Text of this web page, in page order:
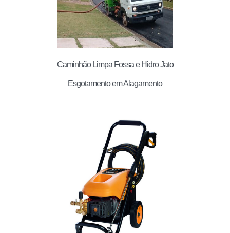
Caminhão Limpa Fossa e Hidro Jato
Esgotamento em Alagamento